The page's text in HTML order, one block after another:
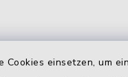
einsetzen, um